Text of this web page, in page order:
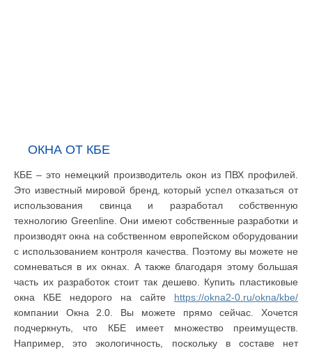
ОКНА ОТ КБЕ
КБЕ – это немецкий производитель окон из ПВХ профилей.
Это известный мировой бренд, который успел отказаться от
использования свинца и разработал собственную
технологию Greenline. Они имеют собственные разработки и
производят окна на собственном европейском оборудовании
с использованием контроля качества. Поэтому вы можете не
сомневаться в их окнах. А также благодаря этому большая
часть их разработок стоит так дешево. Купить пластиковые
окна КБЕ недорого на сайте https://okna2-0.ru/okna/kbe/
компании Окна 2.0. Вы можете прямо сейчас. Хочется
подчеркнуть, что КБЕ имеет множество преимуществ.
Например, это экологичность, поскольку в составе нет